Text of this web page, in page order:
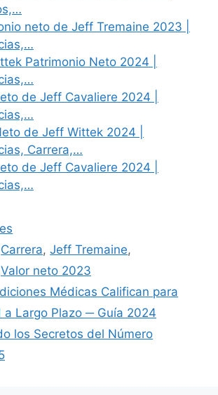
neto de Jeff Tremaine 2023 |
Patrimonio Neto 2024 |
de Jeff Cavaliere 2024 |
de Jeff Wittek 2024 |
Carrera,…
de Jeff Cavaliere 2024 |
Carrera,Jeff Tremaine,
Valor neto 2023
Médicas Califican para
a Largo Plazo ─ Guía 2024
los Secretos del Número